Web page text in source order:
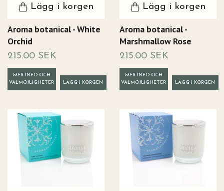
Lägg i korgen
Aroma botanical - White
Orchid
215.00 SEK
MER INFO OCH
VALMÖJLIGHETER
Lägg i korgen
Aroma botanical -
Marshmallow Rose
215.00 SEK
MER INFO OCH
VALMÖJLIGHETER